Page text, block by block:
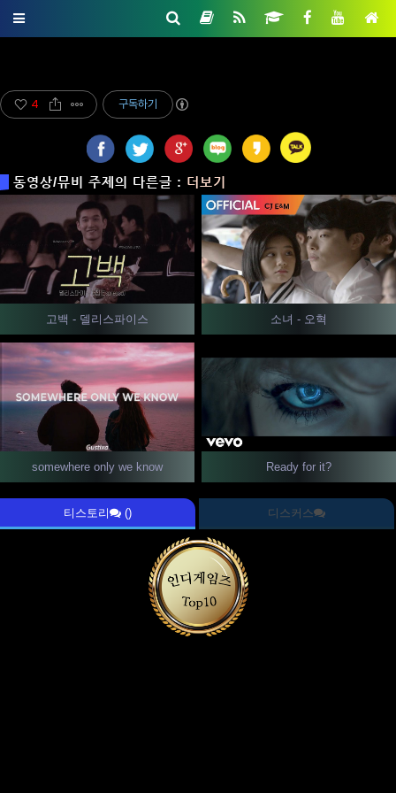
4 구독하기
동영상/뮤비 주제의 다른글 : 더보기
고백 - 델리스파이스 소녀 - 오혁
somewhere only we know Ready for it?
티스토리 () 디스커스